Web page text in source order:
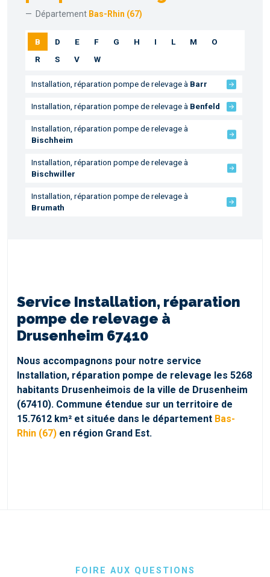
Département Bas-Rhin (67)
B D E F G H I L M
O
R
S V W
Installation, réparation pompe de relevage à Barr
Installation, réparation pompe de relevage à Benfeld
Installation, réparation pompe de relevage à
Bischheim
Installation, réparation pompe de relevage à
Bischwiller
Installation, réparation pompe de relevage à
Brumath
Service Installation, réparation
pompe de relevage à
Drusenheim 67410
Nous accompagnons pour notre service
Installation, réparation pompe de relevage les 5268
habitants Drusenheimois de la ville de Drusenheim
(67410). Commune étendue sur un territoire de
15.7612 km² et située dans le département Bas-
Rhin (67) en région Grand Est.
FOIRE AUX QUESTIONS